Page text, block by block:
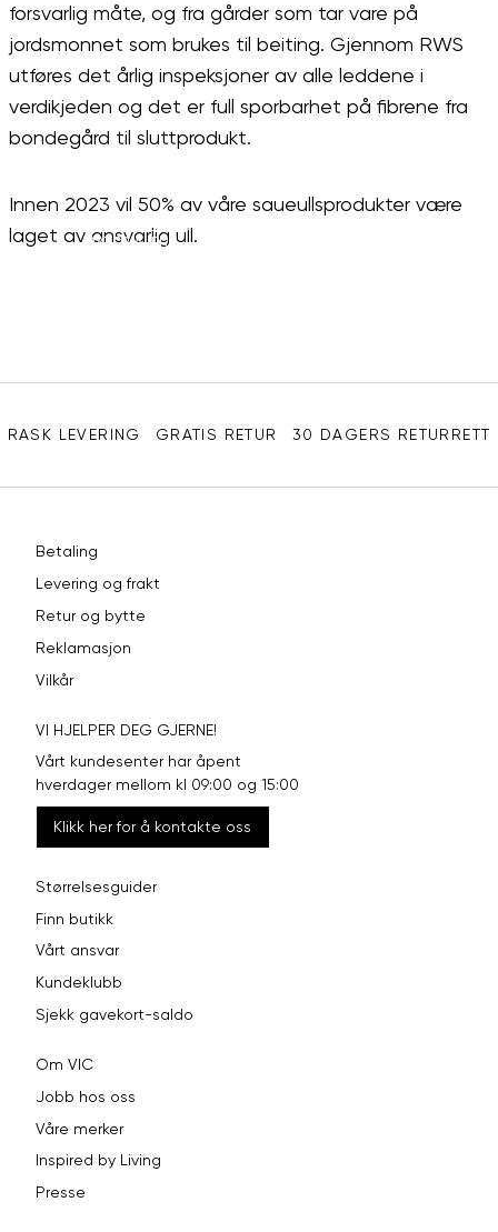
forsvarlig måte, og fra gårder som tar vare på
jordsmonnet som brukes til beiting. Gjennom RWS
utføres det årlig inspeksjoner av alle leddene i
verdikjeden og det er full sporbarhet på fibrene fra
bondegård til sluttprodukt.
Innen 2023 vil 50% av våre saueullsprodukter være
laget av ansvarlig ull.
DYREVELFERD OG
MATERIALER
Sidebunn
RASK LEVERING GRATIS RETUR 30 DAGERS RETURRETT
Betaling
Levering og frakt
Retur og bytte
Reklamasjon
Vilkår
VI HJELPER DEG GJERNE!
Vårt kundesenter har åpent
hverdager mellom kl 09:00 og 15:00
Klikk her for å kontakte oss
Størrelsesguider
Finn butikk
Vårt ansvar
Kundeklubb
Sjekk gavekort-saldo
Om VIC
Jobb hos oss
Våre merker
Inspired by Living
Presse